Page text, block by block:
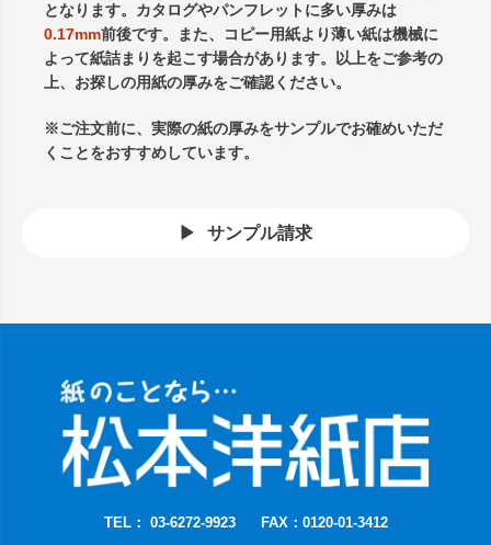
となります。カタログやパンフレットに多い厚みは
0.17mm前後です。また、コピー用紙より薄い紙は機械に
よって紙詰まりを起こす場合があります。以上をご参考の
上、お探しの用紙の厚みをご確認ください。
※ご注文前に、実際の紙の厚みをサンプルでお確めいただ
くことをおすすめしています。
サンプル請求
TEL： 03-6272-9923
FAX：0120-01-3412